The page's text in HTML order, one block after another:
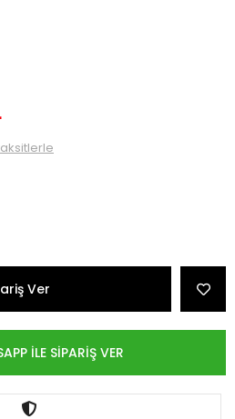
Ver
İLE SİPARİŞ VER